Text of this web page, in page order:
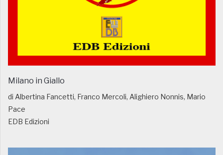
Milano in Giallo
di Albertina Fancetti, Franco Mercoli, Alighiero Nonnis, Mario
Pace
EDB Edizioni